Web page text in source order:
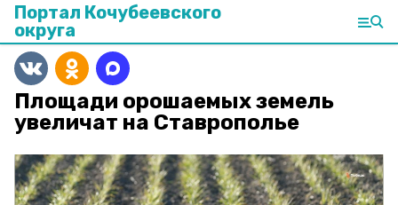
Портал Кочубеевского
округа
Площади орошаемых земель
увеличат на Ставрополье